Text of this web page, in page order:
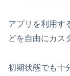
アプリを利用す
どを自由にカス
初期状態でも十